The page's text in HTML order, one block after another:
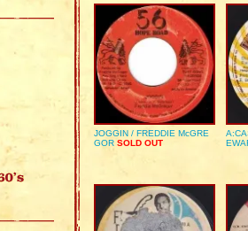
JOGGIN / FREDDIE McGRE
GOR SOLD OUT